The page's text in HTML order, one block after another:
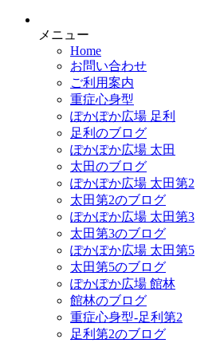
メニュー
Home
お問い合わせ
ご利用案内
重症心身型
ぽかぽか広場 足利
足利のブログ
ぽかぽか広場 太田
太田のブログ
ぽかぽか広場 太田第2
太田第2のブログ
ぽかぽか広場 太田第3
太田第3のブログ
ぽかぽか広場 太田第5
太田第5のブログ
ぽかぽか広場 館林
館林のブログ
重症心身型-足利第2
足利第2のブログ